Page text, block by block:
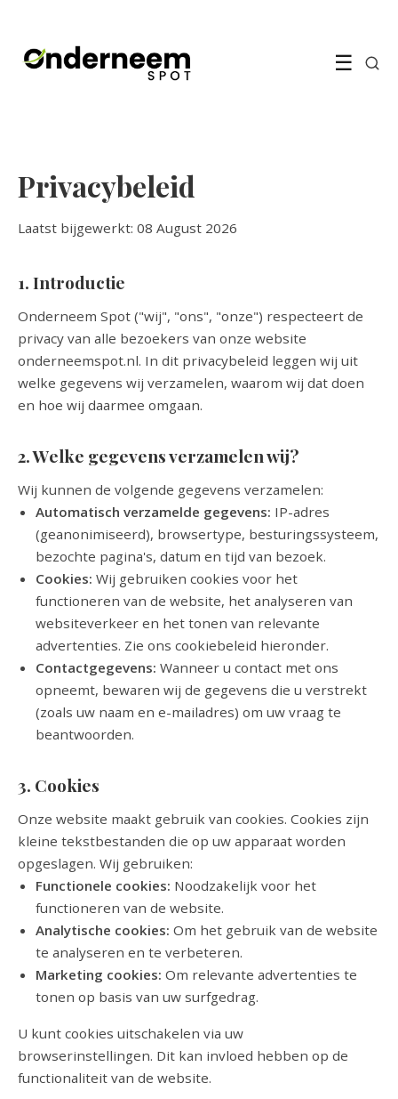
☰
Privacybeleid
Laatst bijgewerkt: 08 August 2026
1. Introductie
Onderneem Spot ("wij", "ons", "onze") respecteert de
privacy van alle bezoekers van onze website
onderneemspot.nl. In dit privacybeleid leggen wij uit
welke gegevens wij verzamelen, waarom wij dat doen
en hoe wij daarmee omgaan.
2. Welke gegevens verzamelen wij?
Wij kunnen de volgende gegevens verzamelen:
Automatisch verzamelde gegevens: IP-adres
(geanonimiseerd), browsertype, besturingssysteem,
bezochte pagina's, datum en tijd van bezoek.
Cookies: Wij gebruiken cookies voor het
functioneren van de website, het analyseren van
websiteverkeer en het tonen van relevante
advertenties. Zie ons cookiebeleid hieronder.
Contactgegevens: Wanneer u contact met ons
opneemt, bewaren wij de gegevens die u verstrekt
(zoals uw naam en e-mailadres) om uw vraag te
beantwoorden.
3. Cookies
Onze website maakt gebruik van cookies. Cookies zijn
kleine tekstbestanden die op uw apparaat worden
opgeslagen. Wij gebruiken:
Functionele cookies: Noodzakelijk voor het
functioneren van de website.
Analytische cookies: Om het gebruik van de website
te analyseren en te verbeteren.
Marketing cookies: Om relevante advertenties te
tonen op basis van uw surfgedrag.
U kunt cookies uitschakelen via uw
browserinstellingen. Dit kan invloed hebben op de
functionaliteit van de website.